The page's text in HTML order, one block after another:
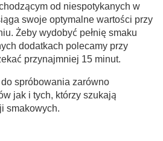
od niespotykanych w
swoje optymalne wartości przy
Żeby wydobyć pełnię smaku
dodatkach polecamy przy
przynajmniej 15 minut.
spróbowania zarówno
jak i tych, którzy szukają
smakowych.